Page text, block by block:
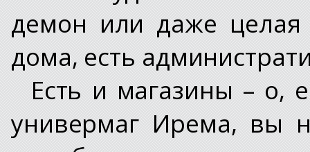
демон или даже целая
дома, есть
Есть и магазины – о,
универмаг Ирема, вы